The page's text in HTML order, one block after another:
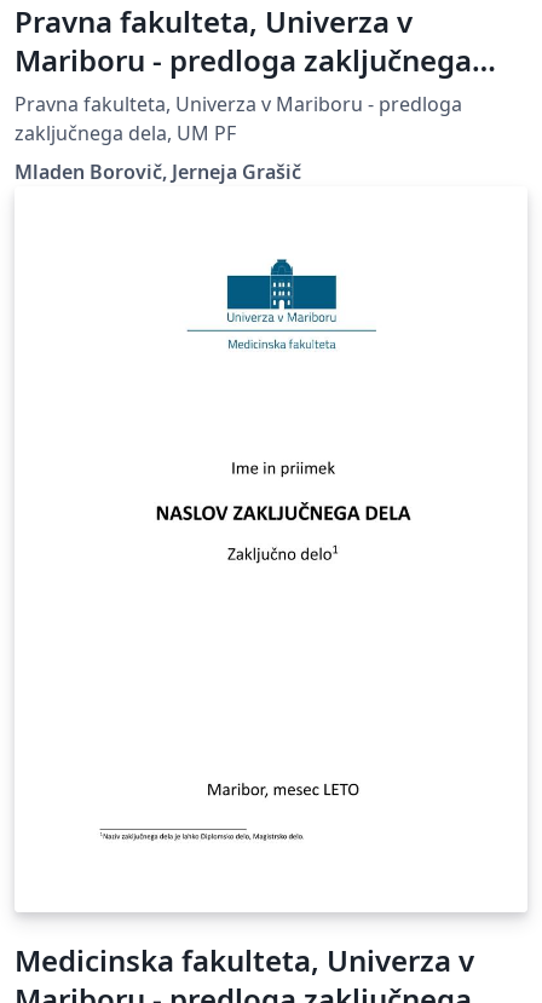
Pravna fakulteta, Univerza v
Mariboru - predloga zaključnega
dela
Pravna fakulteta, Univerza v Mariboru - predloga
zaključnega dela, UM PF
Mladen Borovič, Jerneja Grašič
Medicinska fakulteta, Univerza v